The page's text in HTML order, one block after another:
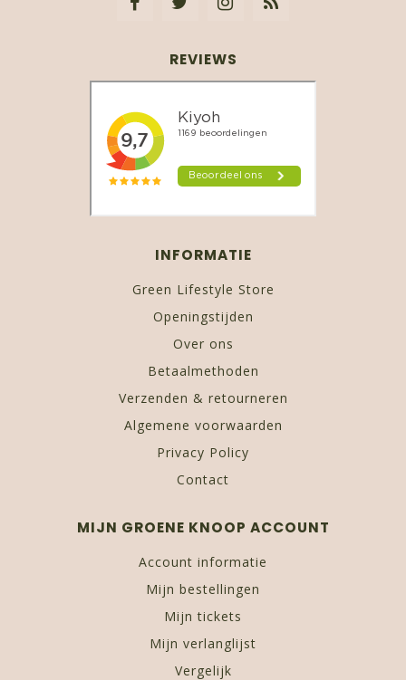
REVIEWS
INFORMATIE
Green Lifestyle Store
Openingstijden
Over ons
Betaalmethoden
Verzenden & retourneren
Algemene voorwaarden
Privacy Policy
Contact
MIJN GROENE KNOOP ACCOUNT
Account informatie
Mijn bestellingen
Mijn tickets
Mijn verlanglijst
Vergelijk